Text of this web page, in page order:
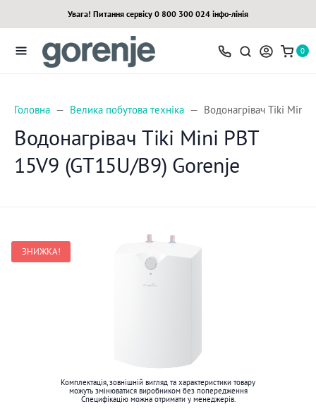
Увага! Питання сервісу 0 800 300 024 інфо-лінія
0
Головна Велика побутова техніка Водонагрівач Tiki Mini
Водонагрівач Tiki Mini PBT
15V9 (GT15U/B9) Gorenje
ЗНИЖКА!
Комплектація, зовнішній вигляд та характеристики товару
можуть змінюватися виробником без попередження
Специфікацію можна отримати у менеджерів.